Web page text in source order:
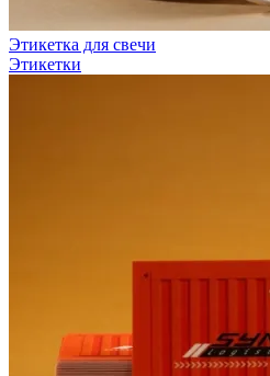
Этикетка для свечи
Этикетки